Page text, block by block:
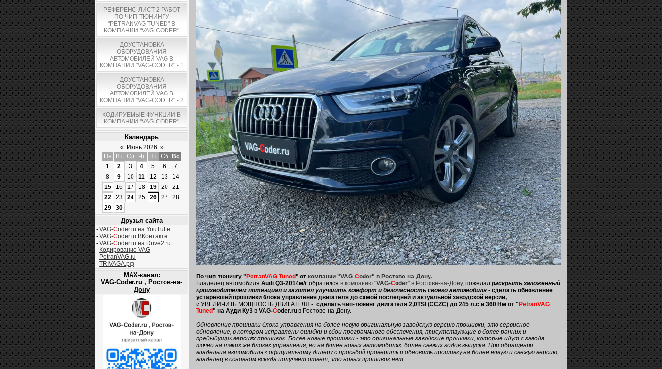
РЕФЕРЕНС-ЛИСТ 2 РАБОТ
ПО ЧИП-ТЮНИНГУ
"PETRANVAG TUNED" В
КОМПАНИИ "VAG-CODER"
ДОУСТАНОВКА
ОБОРУДОВАНИЯ
АВТОМОБИЛЕЙ VAG В
КОМПАНИИ "VAG-CODER" - 1
ДОУСТАНОВКА
ОБОРУДОВАНИЯ
АВТОМОБИЛЕЙ VAG В
КОМПАНИИ "VAG-CODER" - 2
КОДИРУЕМЫЕ ФУНКЦИИ В
КОМПАНИИ "VAG-CODER"
Календарь
« Июнь 2026 »
Пн
Вт Ср Чт Пт Сб
Вс
1
2 3 4 5 6
7
8
9 10 11 12 13
14
15
16 17 18 19 20
21
22
23 24 25 26 27
28
29
30
Друзья сайта
- VAG-Coder.ru на YouTube
- VAG-Coder.ru ВКонтакте
- VAG-Coder.ru на Drive2.ru
- Кодирование VAG
- PetranVAG.ru
- TRIVAGA.рф
MAX-канал:
VAG-Coder.ru , Ростов-на-
Дону
По чип-тюнингу " PetranVAG Tuned" от компании "VAG-Coder" в Ростове-на-Дону.
Владелец автомобиля Audi Q3-2014м/г обратился в компанию "VAG-Coder" в Ростове-на-Дону, пожелал раскрыть заложенный
производителем потенциал и захотел улучшить комфорт и безопасность своего автомобиля - сделать обновление
устаревшей прошивки блока управления двигателя до самой последней и актуальной заводской версии,
и УВЕЛИЧИТЬ МОЩНОСТЬ ДВИГАТЕЛЯ - сделать чип-тюнинг двигателя 2,0TSI (CCZС) до 245 л.с и 360 Нм от " PetranVAG
Tuned" на Ауди Ку3 в VAG-Coder.ru в Ростове-на-Дону.
Обновление прошивки блока управления на более новую оригинальную заводскую версию прошивки, это сервисное
обновление, в котором исправлены ошибки и сбои программного обеспечения, присутствующие в более ранних и
предыдущих версиях прошивок. Более новые прошивки - это оригинальные заводские прошивки, которые идут с завода
точно на таких же блоках управления, но на более новых автомобилях, более свежих годов выпуска. При обращении
владельца автомобиля к официальному дилеру с просьбой проверить и обновить прошивку на более новую и свежую версию,
владелец в основном всегда получает ответ, что новых прошивок нет.